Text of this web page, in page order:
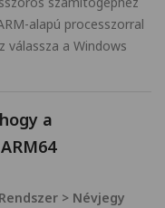
alapú processzorral
válassza a Windows
a
> Névjegy